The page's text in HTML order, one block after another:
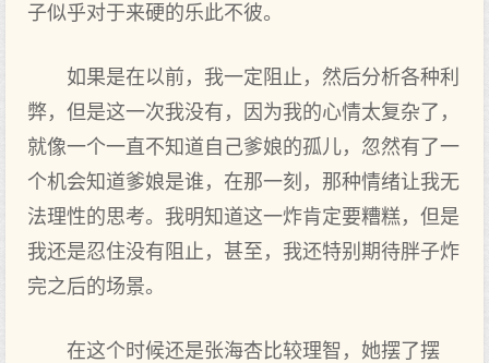
子似乎对于来硬的乐此不彼。
如果是在以前，我一定阻止，然后分析各种利
弊，但是这一次我没有，因为我的心情太复杂了，
就像一个一直不知道自己爹娘的孤儿，忽然有了一
个机会知道爹娘是谁，在那一刻，那种情绪让我无
法理性的思考。我明知道这一炸肯定要糟糕，但是
我还是忍住没有阻止，甚至，我还特别期待胖子炸
完之后的场景。
在这个时候还是张海杏比较理智，她摆了摆